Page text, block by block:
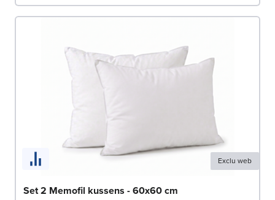
Exclu web
Set 2 Memofil kussens - 60x60 cm